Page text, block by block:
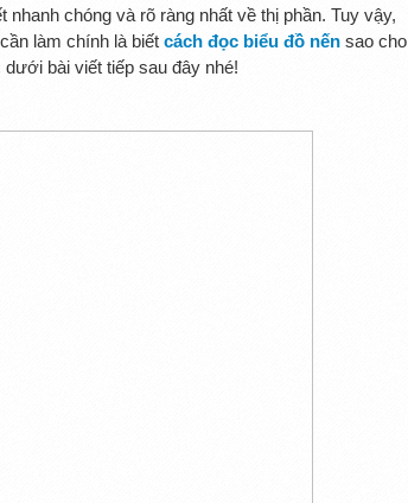
chóng và rõ ràng nhất về thị phần. Tuy vậy,
làm chính là biết cách đọc biểu đồ nếnsao cho
bài viết tiếp sau đây nhé!